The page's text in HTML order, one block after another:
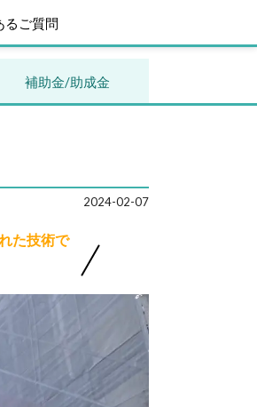
るご質問
補助金/助成金
2024-02-07
た技術で